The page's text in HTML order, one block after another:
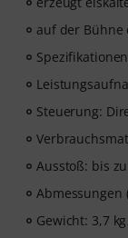
auf der Bühne
Steuerung:
Ausstoß: bis
Abmessungen
Gewicht: 3,7 kg